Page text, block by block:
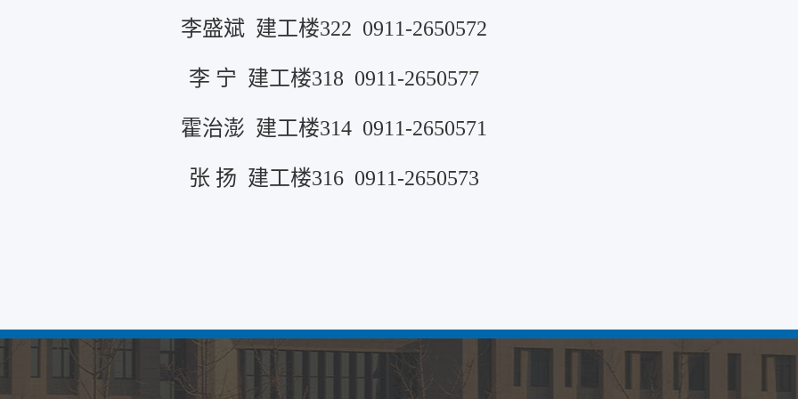
李盛斌 建工楼322 0911-2650572
李 宁 建工楼318 0911-2650577
霍治澎 建工楼314 0911-2650571
张 扬 建工楼316 0911-2650573